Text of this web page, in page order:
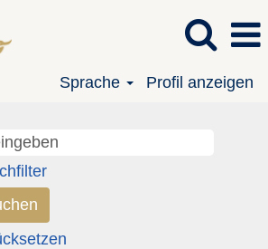
Sprache Profil anzeigen